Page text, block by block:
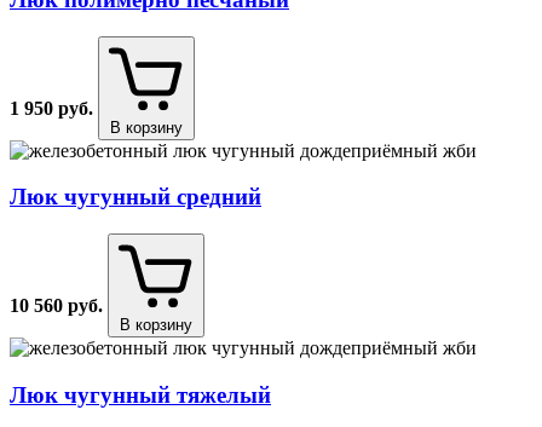
1 950 руб.
В корзину
Люк чугунный средний
10 560 руб.
В корзину
Люк чугунный тяжелый